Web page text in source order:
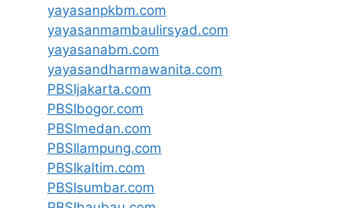
yayasanpkbm.com
yayasanmambaulirsyad.com
yayasanabm.com
yayasandharmawanita.com
PBSIjakarta.com
PBSIbogor.com
PBSImedan.com
PBSIlampung.com
PBSIkaltim.com
PBSIsumbar.com